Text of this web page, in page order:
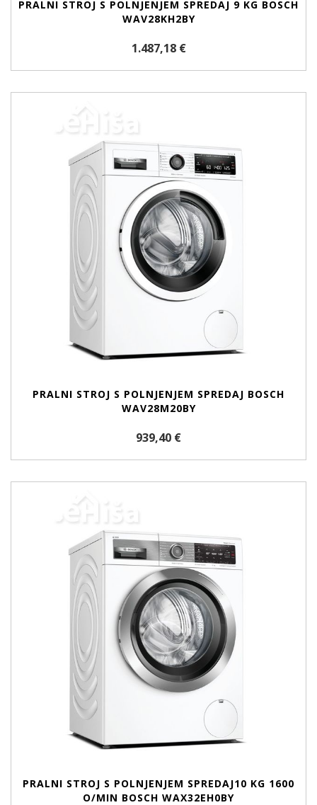
PRALNI STROJ S POLNJENJEM SPREDAJ 9 KG BOSCH
WAV28KH2BY
1.487,18 €
PRALNI STROJ S POLNJENJEM SPREDAJ BOSCH
WAV28M20BY
939,40 €
PRALNI STROJ S POLNJENJEM SPREDAJ10 KG 1600
O/MIN BOSCH WAX32EH0BY